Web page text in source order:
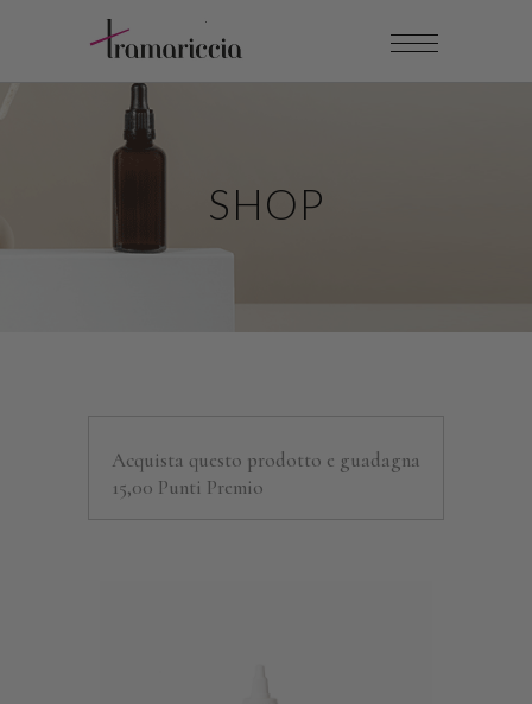
SHOP
Acquista questo prodotto e guadagna
15,00 Punti Premio